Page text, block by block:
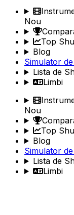
Nou
Top
Blog
Simulator
Lista de
Limbi
Nou
Top
Blog
Simulator
Lista de
Limbi